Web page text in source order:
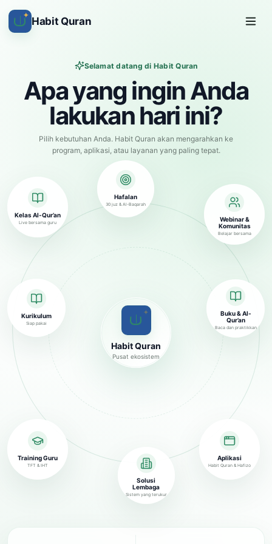
✦ Habit Quran
Selamat datang di Habit Quran
Apa yang ingin Anda
lakukan hari ini?
Pilih kebutuhan Anda. Habit Quran akan mengarahkan ke
program, aplikasi, atau layanan yang paling tepat.
✦
Habit Quran
Pusat ekosistem
Kelas Al-Qur’an
Live bersama guru
Hafalan
30 juz & Al-Baqarah
Buku & Al-
Qur’an
Baca dan praktikkan
Training Guru
TFT & IHT
Solusi
Lembaga
Sistem yang terukur
Kurikulum
Siap pakai
Aplikasi
Habit Quran & Hafizo
Webinar &
Komunitas
Belajar bersama